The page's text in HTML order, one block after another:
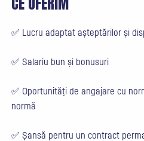
✅ Lucru adaptat așteptărilor și
✅ Salariu bun și bonusuri
✅ Oportunități de angajare cu
normă
✅ Șansă pentru un contract